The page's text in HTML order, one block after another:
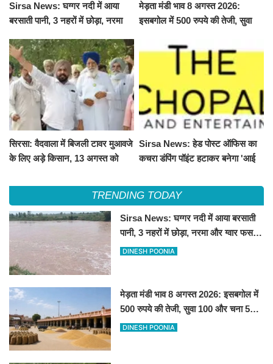
Sirsa News: घग्गर नदी में आया
बरसाती पानी, 3 नहरों में छोड़ा, नरमा
मेड़ता मंडी भाव 8 अगस्त 2026:
इसबगोल में 500 रुपये की तेजी, सुवा
सिरसा: वैदवाला में बिजली टावर मुआवजे
के लिए अड़े किसान, 13 अगस्त को
Sirsa News: हेड पोस्ट ऑफिस का
कचरा डंपिंग पॉइंट हटाकर बनेगा 'आई
TRENDING TODAY
Sirsa News: घग्गर नदी में आया बरसाती
पानी, 3 नहरों में छोड़ा, नरमा और ग्वार फसल
को फायदा
DINESH POONIA
मेड़ता मंडी भाव 8 अगस्त 2026: इसबगोल में
500 रुपये की तेजी, सुवा 100 और चना 50
रूपए मंदे
DINESH POONIA